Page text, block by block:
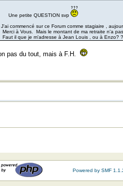
petite QUESTION svp
commencé sur ce Forum comme stagiaire ,
à Vous. Mais le montant de ma retraite n'a
il que je m'adresse à Jean Louis , ou à Enzo? ?
pas du tout, mais à F.H.
Powered by SMF